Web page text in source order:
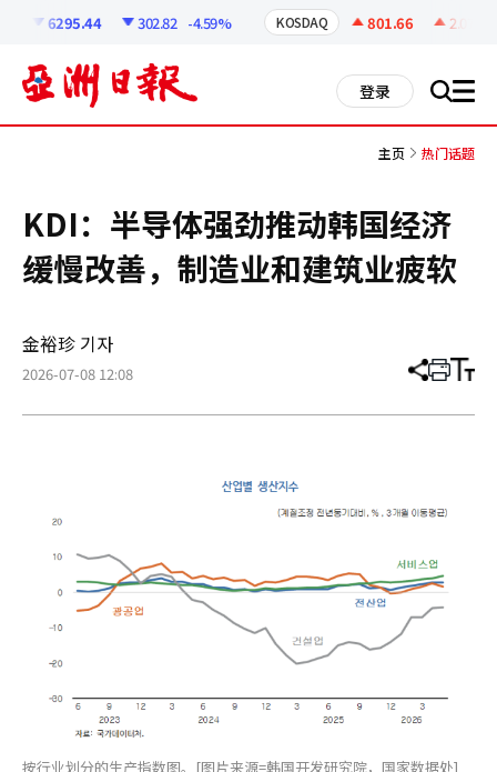
6295.44 302.82 -4.59% KOSDAQ 801.66 2.07
登录 搜 all
主页 热门话题
KDI：半导体强劲推动韩国经济
缓慢改善，制造业和建筑业疲软
金裕珍 기자
2026-07-08 12:08 分
章
打 调
小
按行业划分的生产指数图。[图片来源=韩国开发研究院，国家数据处]